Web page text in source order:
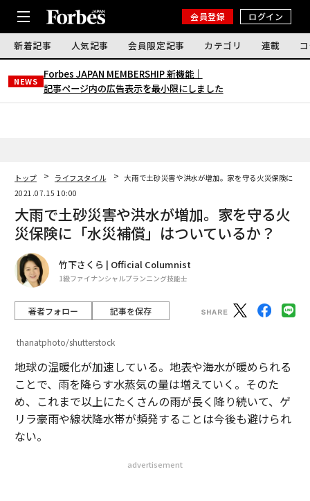
会員登録 ログイン
新着記事 人気記事 会員限定記事 カテゴリ 連載
NEWS
Forbes JAPAN MEMBERSHIP 新機能｜
記事ページ内の広告表示を最小限にしました
トップ ライフスタイル
大雨で土砂災害や洪水が増加。家を守る火災保険に「
2021.07.15 10:00
大雨で土砂災害や洪水が増加。家を守る火
災保険に「水災補償」はついているか？
竹下さくら | Official Columnist
1級ファイナンシャルプランニング技能士
著者フォロー 記事を保存
thanatphoto/shutterstock
地球の温暖化が加速している。地表や海水が暖められる
ことで、雨を降らす水蒸気の量は増えていく。そのた
め、これまで以上にたくさんの雨が長く降り続いて、ゲ
リラ豪雨や線状降水帯が頻発することは今後も避けられ
ない。
advertisement